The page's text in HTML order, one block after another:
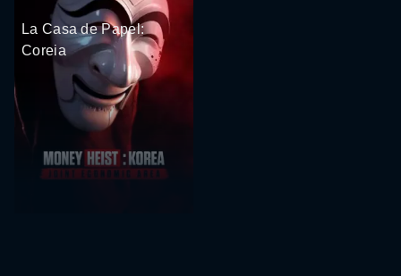
La Casa de Papel:
Coreia